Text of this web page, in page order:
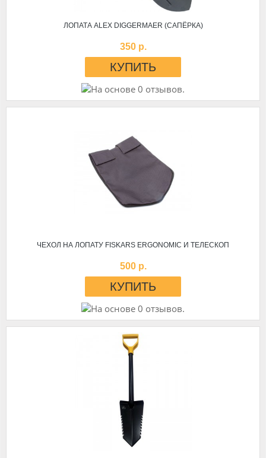
ЛОПАТА ALEX DIGGERMAER (САПЁРКА)
350 р.
ЧЕХОЛ НА ЛОПАТУ FISKARS ERGONOMIC И ТЕЛЕСКОП
500 р.